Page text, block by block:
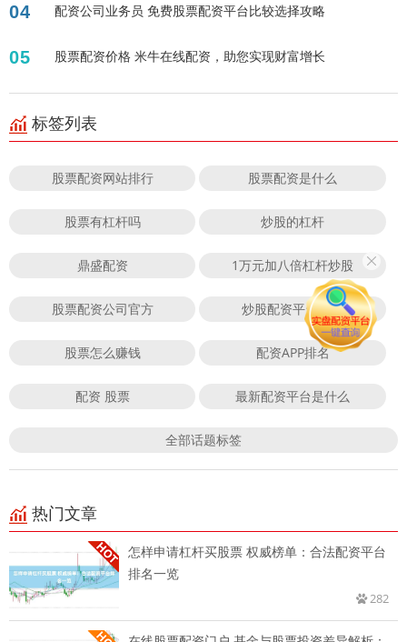
04 配资公司业务员 免费股票配资平台比较选择攻略
05 股票配资价格 米牛在线配资，助您实现财富增长
标签列表
股票配资网站排行 股票配资是什么
股票有杠杆吗 炒股的杠杆
鼎盛配资 1万元加八倍杠杆炒股
股票配资公司官方 炒股配资平台官网
股票怎么赚钱 配资APP排名
配资 股票 最新配资平台是什么
全部话题标签
热门文章
怎样申请杠杆买股票 权威榜单：合法配资平台
排名一览
282